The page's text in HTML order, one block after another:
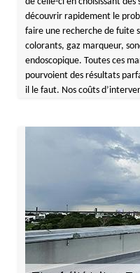
découvrir rapidement le
faire une recherche de fuite
colorants, gaz marqueur,
endoscopique. Toutes ces
pourvoient des résultats
il le faut. Nos coûts